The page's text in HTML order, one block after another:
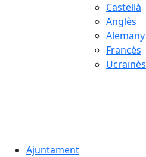
Castellà
Anglès
Alemany
Francès
Ucraïnès
Ajuntament